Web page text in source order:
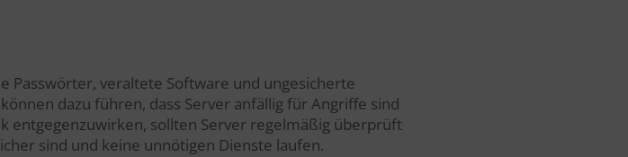
Passwörter, veraltete Software und ungesicherte
dazu führen, dass Server anfällig für Angriffe sind
entgegenzuwirken, sollten Server regelmäßig überprüft
sind und keine unnötigen Dienste laufen.